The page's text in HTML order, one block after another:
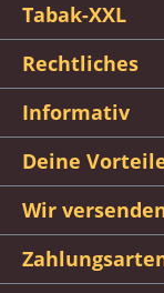
Tabak-XXL
Rechtliches
Informativ
Deine
Wir